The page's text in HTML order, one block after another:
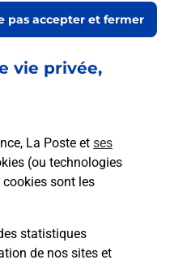
vie privée,
La Poste et ses
(ou technologies
sont les
statistiques
de nos sites et
pas accepter et fermer
de contact